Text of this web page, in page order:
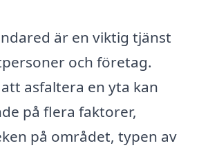
är en viktig tjänst
och företag.
asfaltera en yta kan
på flera faktorer,
på området, typen av